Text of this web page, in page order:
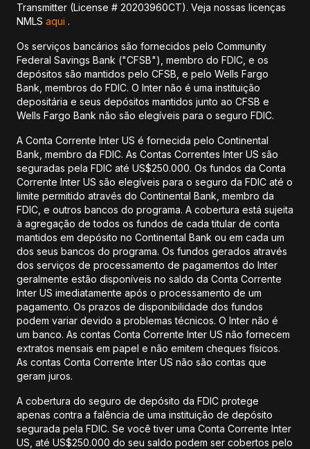
Transmitter (License # 20203960CT). Veja nossas licenças
NMLS aqui .
Os serviços bancários são fornecidos pelo Community
Federal Savings Bank ("CFSB"), membro do FDIC, e os
depósitos são mantidos pelo CFSB, e pelo Wells Fargo
Bank, membros do FDIC. O Inter não é uma instituição
depositária e seus depósitos mantidos junto ao CFSB e
Wells Fargo Bank não são elegíveis para o seguro FDIC.
A Conta Corrente Inter US é fornecida pelo Continental
Bank, membro da FDIC. As Contas Correntes Inter US são
seguradas pela FDIC até US$250.000. Os fundos da Conta
Corrente Inter US são elegíveis para o seguro da FDIC até o
limite permitido através do Continental Bank, membro da
FDIC, e outros bancos do programa. A cobertura está sujeita
à agregação de todos os fundos de cada titular de conta
mantidos em depósito no Continental Bank ou em cada um
dos seus bancos do programa. Os fundos gerados através
dos serviços de processamento de pagamentos do Inter
geralmente estão disponíveis no saldo da Conta Corrente
Inter US imediatamente após o processamento de um
pagamento. Os prazos de disponibilidade dos fundos
podem variar devido a problemas técnicos. O Inter não é
um banco. As contas Conta Corrente Inter US não fornecem
extratos mensais em papel e não emitem cheques físicos.
As contas Conta Corrente Inter US não são contas que
geram juros.
A cobertura do seguro de depósito da FDIC protege
apenas contra a falência de uma instituição de depósito
segurada pela FDIC. Se você tiver uma Conta Corrente Inter
US, até US$250.000 do seu saldo podem ser cobertos pelo